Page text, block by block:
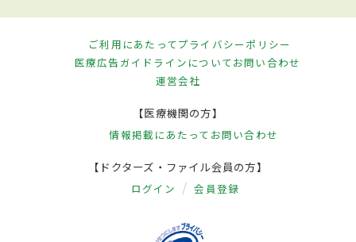
ご利用にあたってプライバシーポリシー
医療広告ガイドラインについてお問い合わせ
運営会社
【医療機関の方】
情報掲載にあたって お問い合わせ
【ドクターズ・ファイル会員の方】
ログイン 会員登録